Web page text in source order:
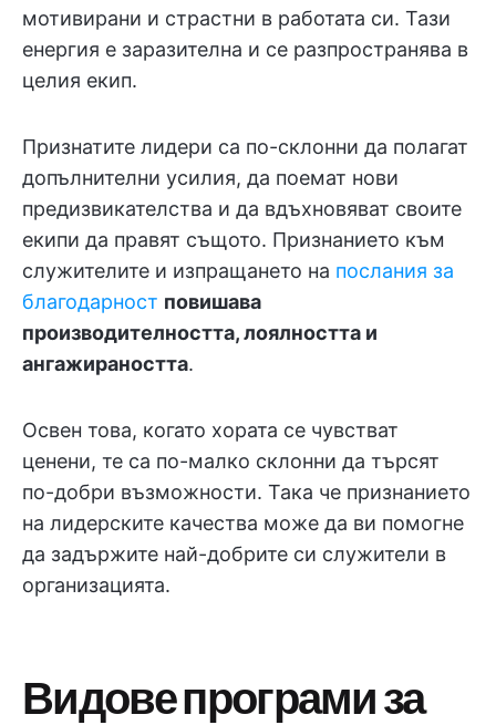
мотивирани и страстни в работата си. Тази
енергия е заразителна и се разпространява в
целия екип.
Признатите лидери са по-склонни да полагат
допълнителни усилия, да поемат нови
предизвикателства и да вдъхновяват своите
екипи да правят същото. Признанието към
служителите и изпращането на послания за
благодарност повишава
производителността, лоялността и
ангажираността.
Освен това, когато хората се чувстват
ценени, те са по-малко склонни да търсят
по-добри възможности. Така че признанието
на лидерските качества може да ви помогне
да задържите най-добрите си служители в
организацията.
Видове програми за